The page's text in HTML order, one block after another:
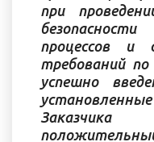
при
процессов и
требований
успешно